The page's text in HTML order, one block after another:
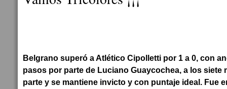
Belgrano superó a Atlético Cipolletti por 1 a 0, con
pasos por parte de Luciano Guaycochea, a los siete
parte y se mantiene invicto y con puntaje ideal. Fue